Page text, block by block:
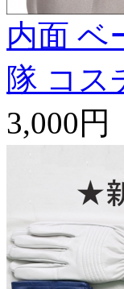
内面 ベ
隊 コス
3,000円